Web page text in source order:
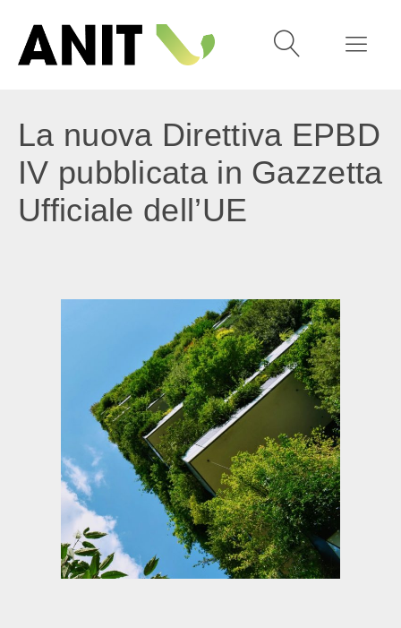
La nuova Direttiva EPBD
IV pubblicata in Gazzetta
Ufficiale dell’UE